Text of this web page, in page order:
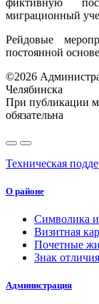
миграционный
Рейдовые
постоянной
©2026
Челябинска
При публикации
обязательна
Техническая
О районе
Символика и
Визитная
Почетные
Знак
Администрация